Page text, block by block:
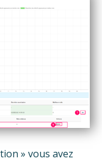
» vous avez